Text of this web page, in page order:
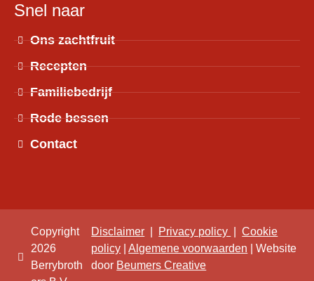
Snel naar
Ons zachtfruit
Recepten
Familiebedrijf
Rode bessen
Contact
Copyright
2026
Berrybroth
Disclaimer Privacy policy |Cookie
policy |Algemene voorwaarden | Website
door Beumers Creative